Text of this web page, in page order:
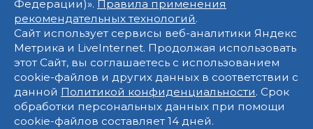
Федерации)». Правила применения
рекомендательных технологий.
Сайт использует сервисы веб-аналитики Яндекс
Метрика и LiveInternet. Продолжая использовать
этот Сайт, вы соглашаетесь с использованием
cookie-файлов и других данных в соответствии с
данной Политикой конфиденциальности. Срок
обработки персональных данных при помощи
cookie-файлов составляет 14 дней.